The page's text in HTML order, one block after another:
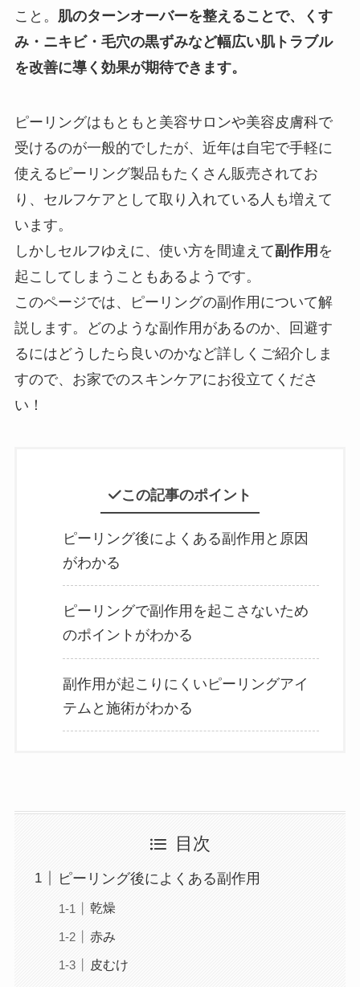
こと。 肌のターンオーバーを整えることで、くす
み・ニキビ・毛穴の黒ずみなど幅広い肌トラブル
を改善に導く効果が期待できます。
ピーリングはもともと美容サロンや美容皮膚科で
受けるのが一般的でしたが、近年は自宅で手軽に
使えるピーリング製品もたくさん販売されてお
り、セルフケアとして取り入れている人も増えて
います。
しかしセルフゆえに、使い方を間違えて副作用 を
起こしてしまうこともあるようです。
このページでは、ピーリングの副作用について解
説します。どのような副作用があるのか、回避す
るにはどうしたら良いのかなど詳しくご紹介しま
すので、お家でのスキンケアにお役立てくださ
い！
この記事のポイント
ピーリング後によくある副作用と原因
がわかる
ピーリングで副作用を起こさないため
のポイントがわかる
副作用が起こりにくいピーリングアイ
テムと施術がわかる
目次
ピーリング後によくある副作用
乾燥
赤み
皮むけ